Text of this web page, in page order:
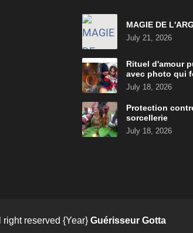
MAGIE DE
July 21, 2026
Rituel d'amour
avec photo qui
July 18, 2026
Protection
sorcellerie
July 18, 2026
right reserved {Year} Guérisseur Gotta